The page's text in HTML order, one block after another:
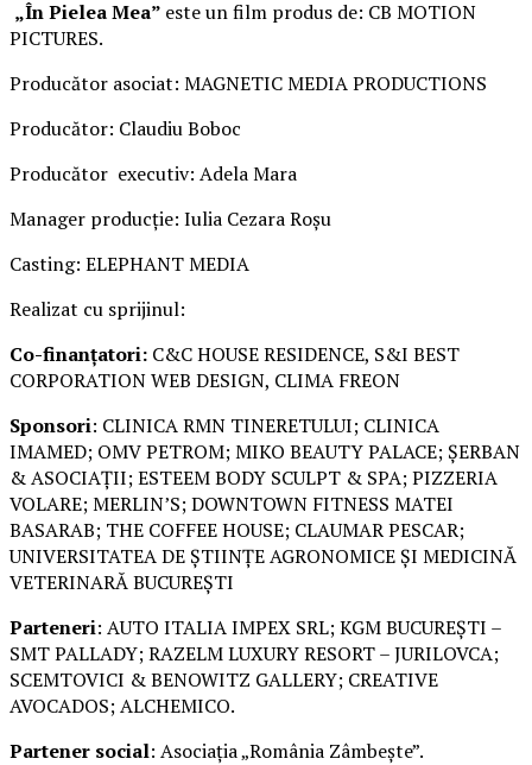
„În Pielea Mea” este un film produs de: CB MOTION
PICTURES.
Producător asociat: MAGNETIC MEDIA PRODUCTIONS
Producător: Claudiu Boboc
Producător executiv: Adela Mara
Manager producție: Iulia Cezara Roșu
Casting: ELEPHANT MEDIA
Realizat cu sprijinul:
Co-finanțatori: C&C HOUSE RESIDENCE, S&I BEST
CORPORATION WEB DESIGN, CLIMA FREON
Sponsori: CLINICA RMN TINERETULUI; CLINICA
IMAMED; OMV PETROM; MIKO BEAUTY PALACE; ȘERBAN
& ASOCIAȚII; ESTEEM BODY SCULPT & SPA; PIZZERIA
VOLARE; MERLIN’S; DOWNTOWN FITNESS MATEI
BASARAB; THE COFFEE HOUSE; CLAUMAR PESCAR;
UNIVERSITATEA DE ȘTIINȚE AGRONOMICE ȘI MEDICINĂ
VETERINARĂ BUCUREȘTI
Parteneri: AUTO ITALIA IMPEX SRL; KGM BUCUREȘTI –
SMT PALLADY; RAZELM LUXURY RESORT – JURILOVCA;
SCEMTOVICI & BENOWITZ GALLERY; CREATIVE
AVOCADOS; ALCHEMICO.
Partener social: Asociația „România Zâmbește”.